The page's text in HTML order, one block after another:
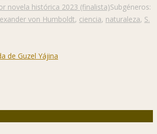
novela histórica 2023 (finalista)Subgéneros:
von Humboldt, ciencia, naturaleza, S.